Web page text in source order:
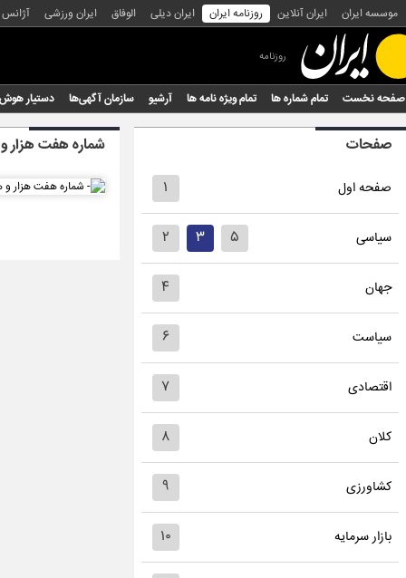
موسسه ایران ایران آنلاین روزنامه ایران ایران دیلی الوفاق ایران ورزشی
روزنامه
صفحه نخست تمام شماره ها تمام ویژه نامه ها آرشیو سازمان آگهی‌ها دستیار
صفحات
صفحه اول ۱
سیاسی ۲ ۳ ۵
جهان ۴
سیاست ۶
اقتصادی ۷
کلان ۸
کشاورزی ۹
بازار سرمایه ۱۰
شماره هفت هزار